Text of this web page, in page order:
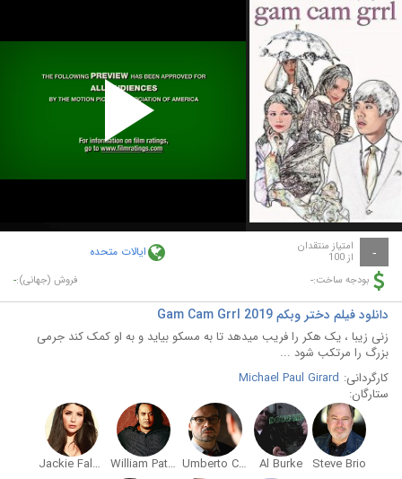
Play
Video
- امتیاز منتقدان
از 100 ایالات متحده
بودجه ساخت:- فروش (جهانی):-
دانلود فیلم دختر وبکم Gam Cam Grrl 2019
زنی زیبا ، یک هکر را فریب میدهد تا به مسکو بیاید و به او کمک کند جرمی
بزرگ را مرتکب شود ...
کارگردانی: Michael Paul Girard
ستارگان:
Steve Brio
Al Burke
Umberto Celisano
William Patrick Coleman
Jackie Falcon